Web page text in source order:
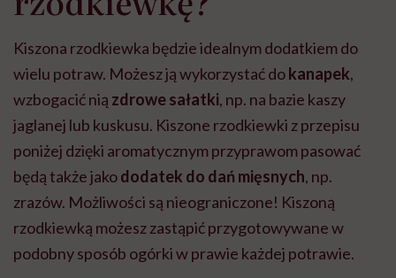
Kiszona rzodkiewka będzie idealnym dodatkiem do
wielu potraw. Możesz ją wykorzystać dokanapek,
wzbogacić nią zdrowe sałatki, np. na bazie kaszy
jaglanej lub kuskusu. Kiszone rzodkiewki z przepisu
poniżej dzięki aromatycznym przyprawom pasować
będą także jakododatek do dań mięsnych, np.
zrazów. Możliwości są nieograniczone! Kiszoną
rzodkiewką możesz zastąpić przygotowywane w
podobny sposób ogórki w prawie każdej potrawie.